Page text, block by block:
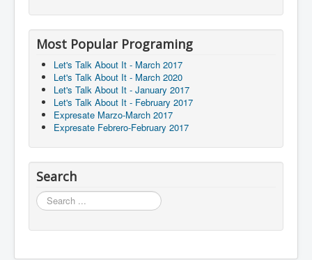
Most Popular Programing
Let's Talk About It - March 2017
Let's Talk About It - March 2020
Let's Talk About It - January 2017
Let's Talk About It - February 2017
Expresate Marzo-March 2017
Expresate Febrero-February 2017
Search
Search